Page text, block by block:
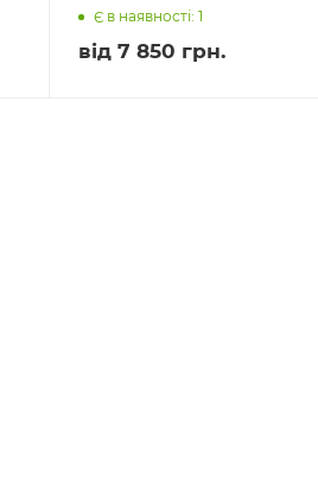
Є в наявності: 1
від 7 850 грн.